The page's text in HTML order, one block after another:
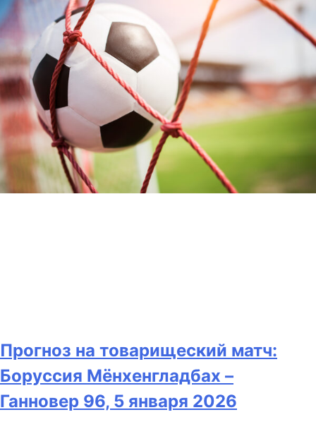
Прогноз на товарищеский матч:
Боруссия Мёнхенгладбах –
Ганновер 96, 5 января 2026